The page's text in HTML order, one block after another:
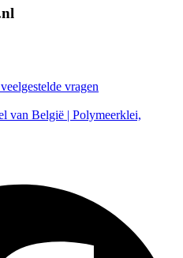
vragen
van België | Polymeerklei,